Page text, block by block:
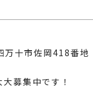
十市佐岡418番地
募集中です！